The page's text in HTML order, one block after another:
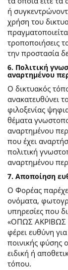
ή
χρήση του
τροποποιήσεις
την προστασία
6. Πολιτική
αναρτημένου
Ο δικτυακός
ανακατευθύνει
φιλοξενίας
θέματα
αναρτημένου
που έχει
πολιτική
αναρτημένου
7. Αποποίηση
Ο Φορέας
ονόματα,
υπηρεσίες που
«ΟΠΩΣ ΑΚΡΙΒΩΣ
φέρει ευθύνη
ποινικής φύσης
ειδική ή
τόπου.